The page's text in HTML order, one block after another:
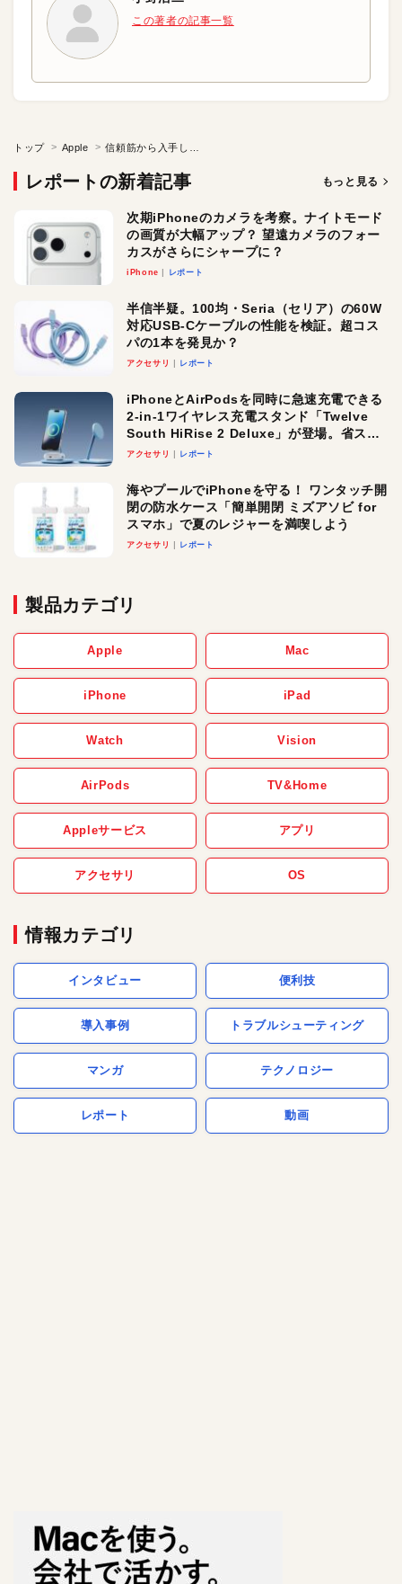
この著者の記事一覧
トップ Apple
レポートの新着記事 もっと見る
次期iPhoneのカメラを考察。ナイトモード
の画質が大幅アップ？ 望遠カメラのフォー
カスがさらにシャープに？
iPhone レポート
半信半疑。100均・Seria（セリア）の60W
対応USB-Cケーブルの性能を検証。超コス
パの1本を発見か？
アクセサリ レポート
iPhoneとAirPodsを同時に急速充電できる
2-in-1ワイヤレス充電スタンド「Twelve
South HiRise 2 Deluxe」が登場。省スペ
ースでおしゃれに充電したい人にオスス
アクセサリ レポート
海やプールでiPhoneを守る！ ワンタッチ開
閉の防水ケース「簡単開閉 ミズアソビ for
スマホ」で夏のレジャーを満喫しよう
アクセサリ レポート
製品カテゴリ
Apple Mac
iPhone iPad
Watch Vision
AirPods TV&Home
Appleサービス アプリ
アクセサリ OS
情報カテゴリ
インタビュー 便利技
導入事例 トラブルシューティング
マンガ テクノロジー
レポート 動画